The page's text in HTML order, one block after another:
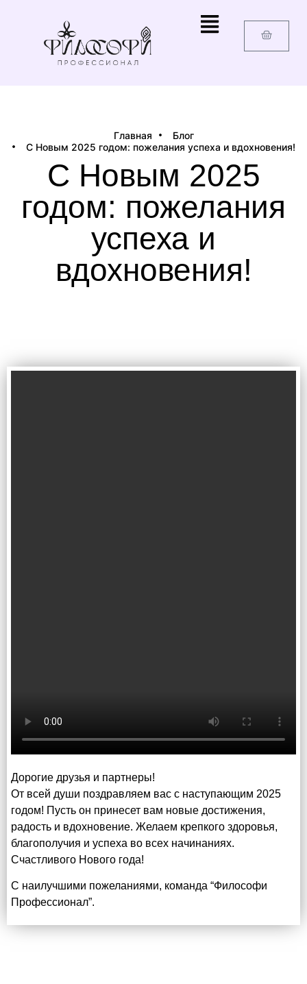
Главная
Блог
С Новым 2025 годом: пожелания успеха и вдохновения!
С Новым 2025
годом: пожелания
успеха и
вдохновения!
Дорогие друзья и партнеры!
От всей души поздравляем вас с наступающим 2025
годом! Пусть он принесет вам новые достижения,
радость и вдохновение. Желаем крепкого здоровья,
благополучия и успеха во всех начинаниях.
Счастливого Нового года!
С наилучшими пожеланиями, команда “Философи
Профессионал”.